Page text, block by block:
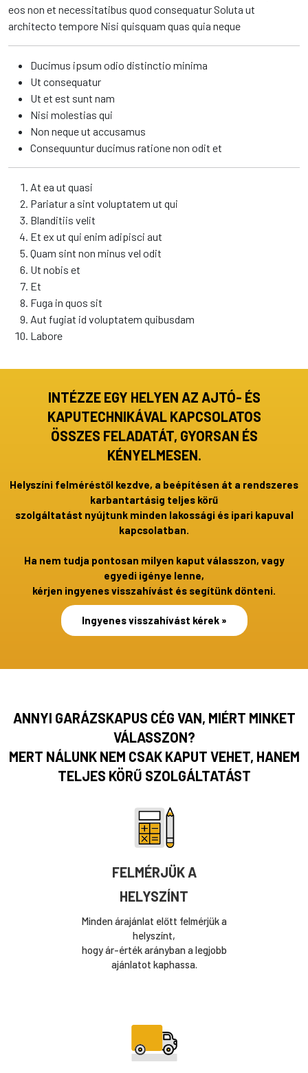
eos non et necessitatibus quod consequatur Soluta ut
architecto tempore Nisi quisquam quas quia neque
Ducimus ipsum odio distinctio minima
Ut consequatur
Ut et est sunt nam
Nisi molestias qui
Non neque ut accusamus
Consequuntur ducimus ratione non odit et
At ea ut quasi
Pariatur a sint voluptatem ut qui
Blanditiis velit
Et ex ut qui enim adipisci aut
Quam sint non minus vel odit
Ut nobis et
Et
Fuga in quos sit
Aut fugiat id voluptatem quibusdam
Labore
INTÉZZE EGY HELYEN AZ AJTÓ- ÉS
KAPUTECHNIKÁVAL KAPCSOLATOS
ÖSSZES FELADATÁT, GYORSAN ÉS
KÉNYELMESEN.
Helyszíni felméréstől kezdve, a beépítésen át a rendszeres
karbantartásig teljes körű
szolgáltatást nyújtunk minden lakossági és ipari kapuval
kapcsolatban.
Ha nem tudja pontosan milyen kaput válasszon, vagy
egyedi igénye lenne,
kérjen ingyenes visszahívást és segítünk dönteni.
Ingyenes visszahívást kérek »
ANNYI GARÁZSKAPUS CÉG VAN, MIÉRT MINKET
VÁLASSZON?
MERT NÁLUNK NEM CSAK KAPUT VEHET, HANEM
TELJES KÖRŰ SZOLGÁLTATÁST
FELMÉRJÜK A
HELYSZÍNT
Minden árajánlat előtt felmérjük a
helyszínt,
hogy ár-érték arányban a legjobb
ajánlatot kaphassa.